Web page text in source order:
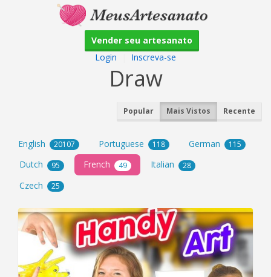
Vender seu artesanato
Login
Inscreva-se
Draw
Popular Mais Vistos Recente
English 20107 Portuguese 118 German 115
Dutch 95 French 49 Italian 28
Czech 25